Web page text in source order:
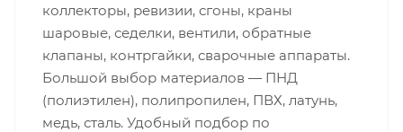
коллекторы, ревизии, сгоны, краны
шаровые, седелки, вентили, обратные
клапаны, контргайки, сварочные аппараты.
Большой выбор материалов — ПНД
(полиэтилен), полипропилен, ПВХ, латунь,
медь, сталь. Удобный подбор по